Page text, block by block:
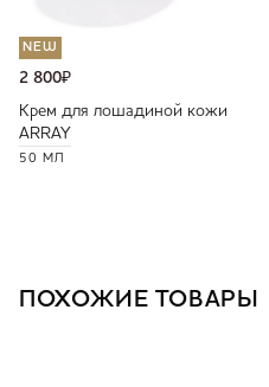
NEW
2 800₽
Крем для лошадиной кожи
ARRAY
50 МЛ
ПОХОЖИЕ ТОВАРЫ